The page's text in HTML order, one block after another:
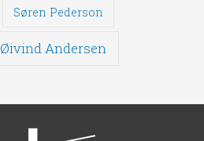
Søren Pederson
Øivind Andersen